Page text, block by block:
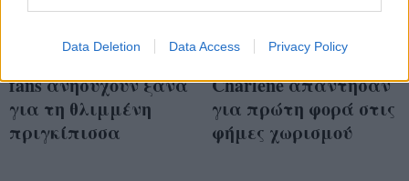
Data Deletion Data Access Privacy Policy
Δεν χωρίζουν
πρίγκιπας Αλβέρτος
και Charlene αλλά οι
fans ανησυχούν ξανά
για τη θλιμμένη
πριγκίπισσα
Ο Πρίγκιπας
Αλβέρτος & η
Πριγκίπισσα
Charlene απάντησαν
για πρώτη φορά στις
φήμες χωρισμού